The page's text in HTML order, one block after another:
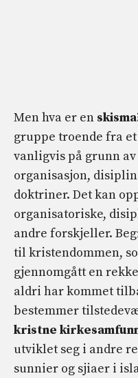
Men hva er en
gruppe troende fra
vanligvis på grunn
organisasjon,
doktriner. Det kan
organisatoriske,
andre forskjeller.
til kristendommen,
gjennomgått en
aldri har kommet
bestemmer
kristne
utviklet seg i andre
sunnier og sjiaer i